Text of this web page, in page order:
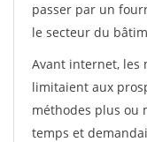
passer par un
le secteur du
Avant internet, les
limitaient aux
méthodes plus ou
temps et